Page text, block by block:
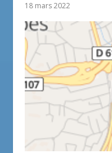
18 mars 2022